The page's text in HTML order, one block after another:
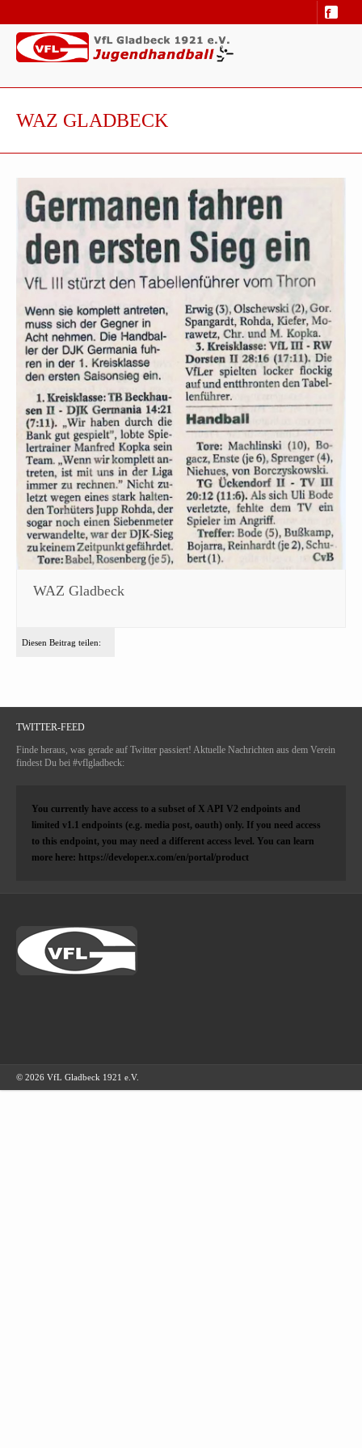
WAZ GLADBECK
WAZ Gladbeck
Diesen Beitrag teilen:
TWITTER-FEED
Finde heraus, was gerade auf Twitter passiert! Aktuelle Nachrichten aus dem Verein
findest Du bei #vflgladbeck:
You currently have access to a subset of X API V2 endpoints and
limited v1.1 endpoints (e.g. media post, oauth) only. If you need access
to this endpoint, you may need a different access level. You can learn
more here: https://developer.x.com/en/portal/product
© 2026 VfL Gladbeck 1921 e.V.